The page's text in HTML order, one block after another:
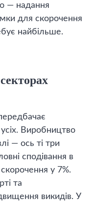
— надання
для скорочення
найбільше.
Виробництво
— ось ті три
сподівання в
у 7%.
та
викидів. У